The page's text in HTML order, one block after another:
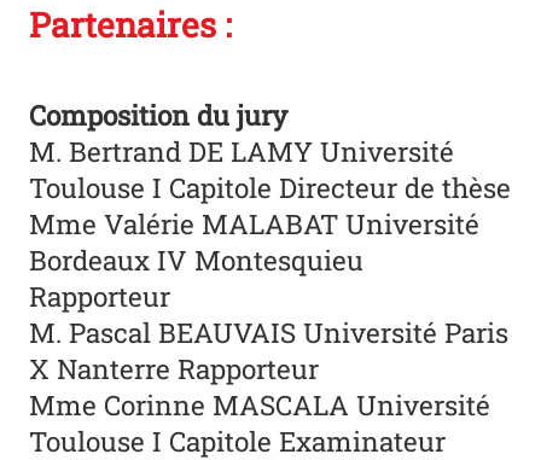
Partenaires :
Composition du jury
M. Bertrand DE LAMY Université
Toulouse I Capitole Directeur de thèse
Mme Valérie MALABAT Université
Bordeaux IV Montesquieu
Rapporteur
M. Pascal BEAUVAIS Université Paris
X Nanterre Rapporteur
Mme Corinne MASCALA Université
Toulouse I Capitole Examinateur